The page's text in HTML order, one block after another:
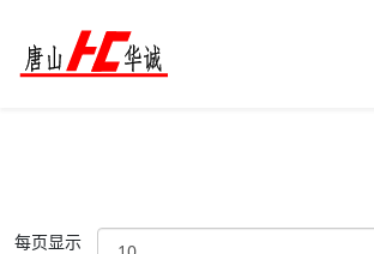
每页显示